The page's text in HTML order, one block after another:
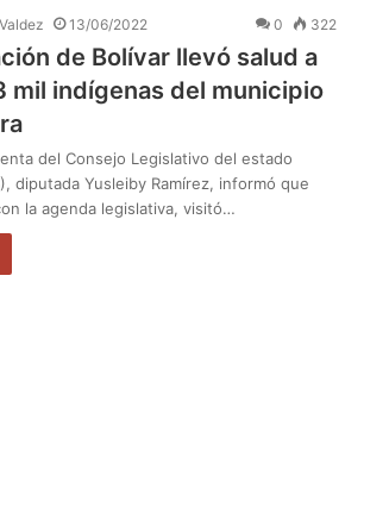
13/06/2022 0 322
de Bolívar llevó salud a
mil indígenas del municipio
del Consejo Legislativo del estado
diputada Yusleiby Ramírez, informó que
la agenda legislativa, visitó…